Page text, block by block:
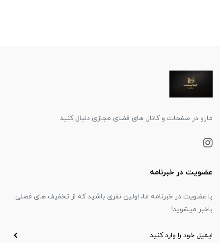
مارو در صفحات و کانال های فضای مجازی دنبال کنید
عضویت در خبرنامه
با عضویت در خبرنامه ما، اولین نفری باشید که از تخفیف های فصلی
باخبر میشوید!